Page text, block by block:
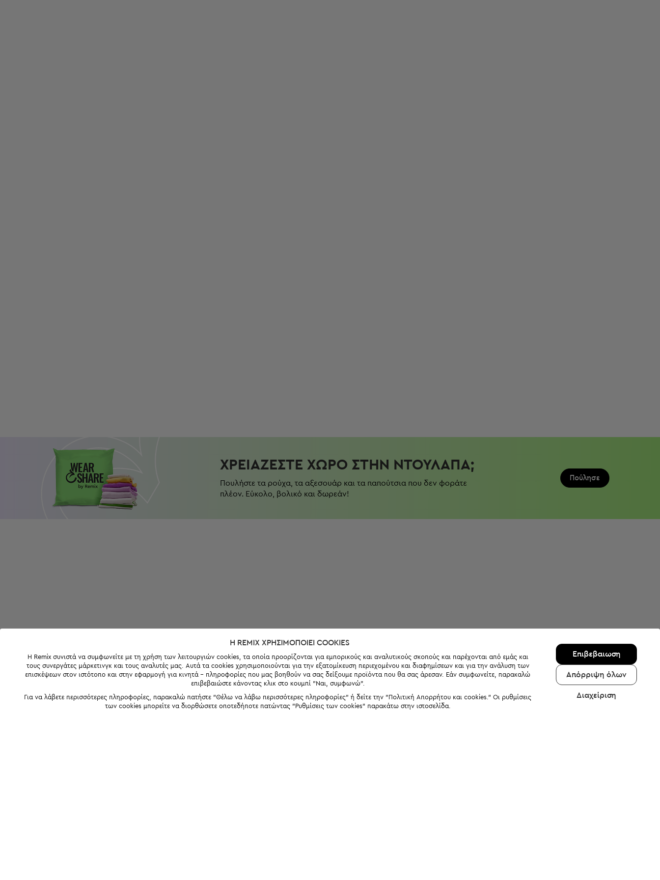
ΧΡΕΙΆΖΕΣΤΕ ΧΏΡΟ ΣΤΗΝ ΝΤΟΥΛΆΠΑ;
Πουλήστε τα ρούχα, τα αξεσουάρ και τα παπούτσια που δεν φοράτε
πλέον. Εύκολο, βολικό και δωρεάν!
Πούλησε
Η REMIX ΧΡΗΣΙΜΟΠΟΙΕΊ COOKIES
Η Remix συνιστά να συμφωνείτε με τη χρήση των λειτουργιών cookies, τα οποία προορίζονται για εμπορικούς και αναλυτικούς σκοπούς και παρέχονται από εμάς και
τους συνεργάτες μάρκετινγκ και τους αναλυτές μας. Αυτά τα cookies χρησιμοποιούνται για την εξατομίκευση περιεχομένου και διαφημίσεων και για την ανάλυση των
επισκέψεων στον ιστότοπο και στην εφαρμογή για κινητά - πληροφορίες που μας βοηθούν να σας δείξουμε προϊόντα που θα σας άρεσαν. Εάν συμφωνείτε, παρακαλώ
επιβεβαιώστε κάνοντας κλικ στο κουμπί "Ναι, συμφωνώ".
Για να λάβετε περισσότερες πληροφορίες, παρακαλώ πατήστε "Θέλω να λάβω περισσότερες πληροφορίες" ή δείτε την "Πολιτική Απορρήτου και cookies." Οι ρυθμίσεις
των cookies μπορείτε να διορθώσετε οποτεδήποτε πατώντας "Ρυθμίσεις των cookies" παρακάτω στην ιστοσελίδα.
Επιβεβαιωση
Απόρριψη όλων
Διαχείριση